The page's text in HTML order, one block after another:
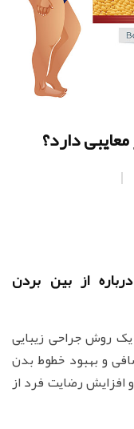
دارد؟
از بین بردن
یک روش جراحی زیبایی
و بهبود خطوط بدن
افزایش رضایت فرد از